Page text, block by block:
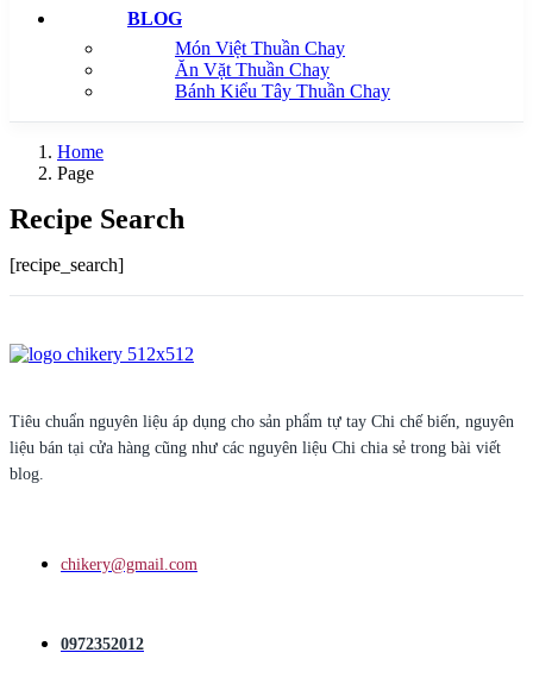
BLOG
Món Việt Thuần Chay
Ăn Vặt Thuần Chay
Bánh Kiểu Tây Thuần Chay
Home
Page
Recipe Search
[recipe_search]
Tiêu chuẩn nguyên liệu áp dụng cho sản phẩm tự tay Chi chế biến, nguyên
liệu bán tại cửa hàng cũng như các nguyên liệu Chi chia sẻ trong bài viết
blog.
chikery@gmail.com
0972352012